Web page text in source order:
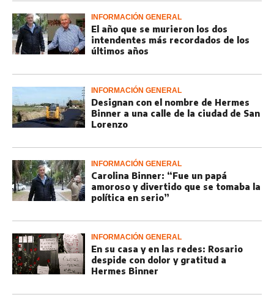
INFORMACIÓN GENERAL
El año que se murieron los dos
intendentes más recordados de los
últimos años
INFORMACIÓN GENERAL
Designan con el nombre de Hermes
Binner a una calle de la ciudad de San
Lorenzo
INFORMACIÓN GENERAL
Carolina Binner: “Fue un papá
amoroso y divertido que se tomaba la
política en serio”
INFORMACIÓN GENERAL
En su casa y en las redes: Rosario
despide con dolor y gratitud a
Hermes Binner